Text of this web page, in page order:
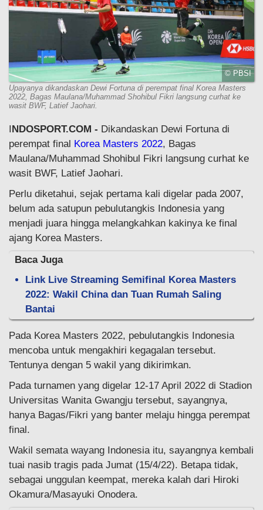
© PBSI
Upayanya dikandaskan Dewi Fortuna di perempat final Korea Masters
2022, Bagas Maulana/Muhammad Shohibul Fikri langsung curhat ke
wasit BWF, Latief Jaohari.
INDOSPORT.COM - Dikandaskan Dewi Fortuna di
perempat final Korea Masters 2022, Bagas
Maulana/Muhammad Shohibul Fikri langsung curhat ke
wasit BWF, Latief Jaohari.
Perlu diketahui, sejak pertama kali digelar pada 2007,
belum ada satupun pebulutangkis Indonesia yang
menjadi juara hingga melangkahkan kakinya ke final
ajang Korea Masters.
Baca Juga
Link Live Streaming Semifinal Korea Masters
2022: Wakil China dan Tuan Rumah Saling
Bantai
Pada Korea Masters 2022, pebulutangkis Indonesia
mencoba untuk mengakhiri kegagalan tersebut.
Tentunya dengan 5 wakil yang dikirimkan.
Pada turnamen yang digelar 12-17 April 2022 di Stadion
Universitas Wanita Gwangju tersebut, sayangnya,
hanya Bagas/Fikri yang banter melaju hingga perempat
final.
Wakil semata wayang Indonesia itu, sayangnya kembali
tuai nasib tragis pada Jumat (15/4/22). Betapa tidak,
sebagai unggulan keempat, mereka kalah dari Hiroki
Okamura/Masayuki Onodera.